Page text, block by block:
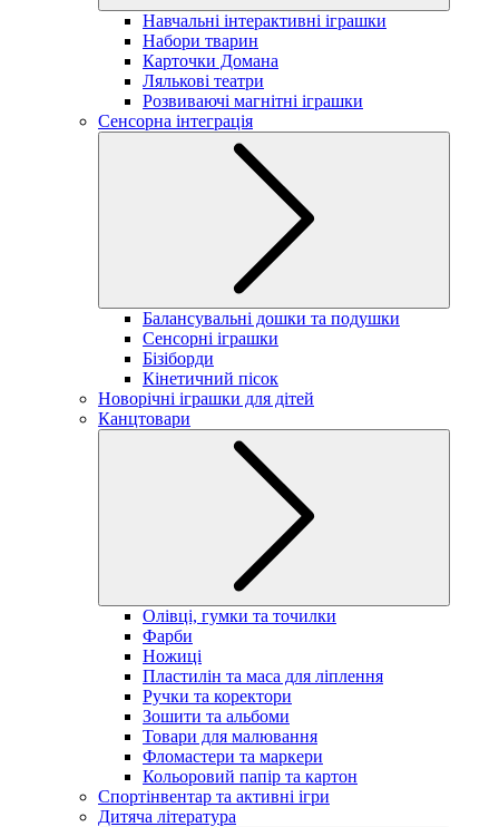
Навчальні інтерактивні іграшки
Набори тварин
Карточки Домана
Лялькові театри
Розвиваючі магнітні іграшки
Сенсорна інтеграція
Балансувальні дошки та подушки
Сенсорні іграшки
Бізіборди
Кінетичний пісок
Новорічні іграшки для дітей
Канцтовари
Олівці, гумки та точилки
Фарби
Ножиці
Пластилін та маса для ліплення
Ручки та коректори
Зошити та альбоми
Товари для малювання
Фломастери та маркери
Кольоровий папір та картон
Спортінвентар та активні ігри
Дитяча література